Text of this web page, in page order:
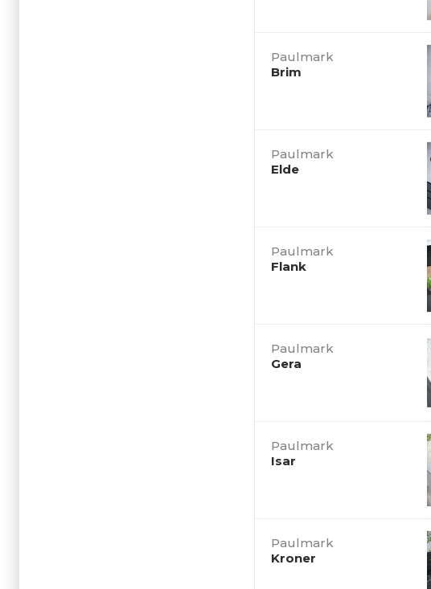
Paulmark
Brim
Paulmark
Elde
Paulmark
Flank
Paulmark
Gera
Paulmark
Isar
Paulmark
Kroner